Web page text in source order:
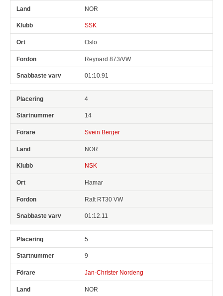
NOR
SSK
Oslo
Reynard 873/VW
01:10.91
4
14
Svein Berger
NOR
NSK
Hamar
Ralt RT30 VW
01:12.11
5
9
Jan-Christer Nordeng
NOR